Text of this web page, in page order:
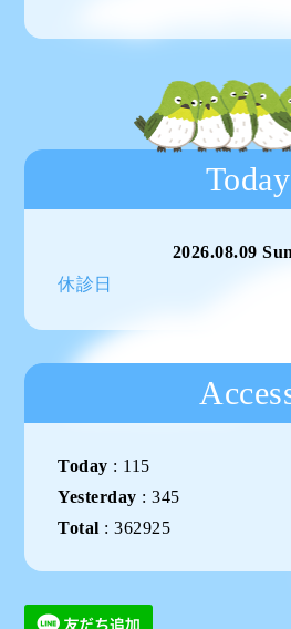
Today
2026.08.09
休診日
Today : 115
Yesterday :345
Total :362925